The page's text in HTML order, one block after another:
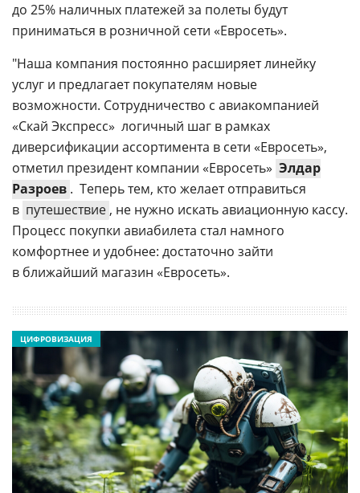
до 25% наличных платежей за полеты будут
приниматься в розничной сети «Евросеть».
"Наша компания постоянно расширяет линейку
услуг и предлагает покупателям новые
возможности. Сотрудничество с авиакомпанией
«Скай Экспресс»  логичный шаг в рамках
диверсификации ассортимента в сети «Евросеть», 
отметил президент компании «Евросеть» Элдар
Разроев .  Теперь тем, кто желает отправиться
в путешествие , не нужно искать авиационную кассу.
Процесс покупки авиабилета стал намного
комфортнее и удобнее: достаточно зайти
в ближайший магазин «Евросеть».
ЦИФРОВИЗАЦИЯ